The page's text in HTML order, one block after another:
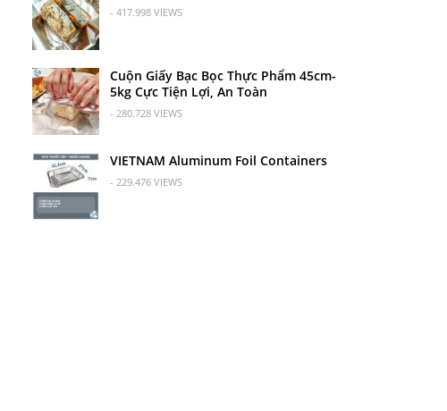
- 417.998 VIEWS
Cuộn Giấy Bạc Bọc Thực Phẩm 45cm-
5kg Cực Tiện Lợi, An Toàn
- 280.728 VIEWS
VIETNAM Aluminum Foil Containers
- 229.476 VIEWS